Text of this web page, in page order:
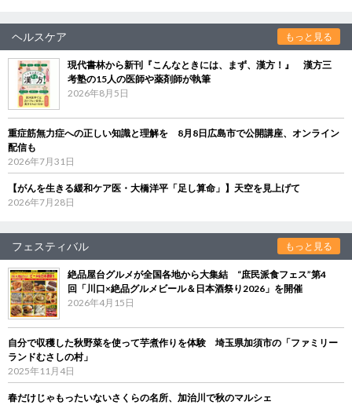
ヘルスケア もっと見る
現代書林から新刊『こんなときには、まず、漢方！』 漢方三
考塾の15人の医師や薬剤師が執筆
2026年8月5日
重症筋無力症への正しい知識と理解を 8月8日広島市で公開講座、オンライン
配信も
2026年7月31日
【がんを生きる緩和ケア医・大橋洋平「足し算命」】天空を見上げて
2026年7月28日
フェスティバル もっと見る
絶品屋台グルメが全国各地から大集結 “庶民派食フェス”第4
回「川口×絶品グルメビール＆日本酒祭り2026」を開催
2026年4月15日
自分で収穫した秋野菜を使って芋煮作りを体験 埼玉県加須市の「ファミリー
ランドむさしの村」
2025年11月4日
春だけじゃもったいないさくらの名所、加治川で秋のマルシェ